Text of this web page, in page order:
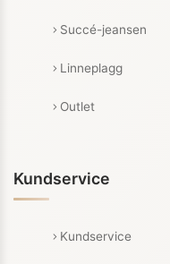
Succé-jeansen
Linneplagg
Outlet
Kundservice
Kundservice